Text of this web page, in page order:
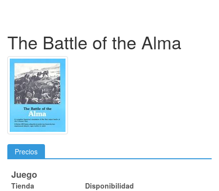
The Battle of the Alma
Precios
Juego
Tienda Disponibilidad